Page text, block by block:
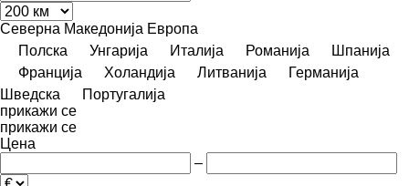
Северна Македонија Европа
Полска
Унгарија Италија Романија
Шпанија
Франција
Холандија Литванија
Германија
Шведска
Португалија
прикажи се
прикажи се
Цена
–